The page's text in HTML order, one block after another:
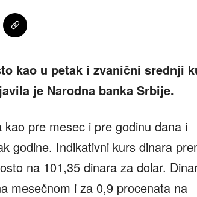
kao u petak i zvanični srednji
je Narodna banka Srbije.
pre mesec i pre godinu dana i
godine. Indikativni kurs dinara
na 101,35 dinara za dolar.
mesečnom i za 0,9 procenata na